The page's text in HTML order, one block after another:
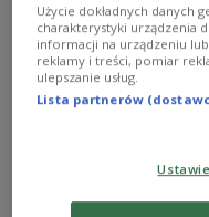
Photo: Ramon Perucho/
The study found that
neighbours, is
Poles feel closer to
Użycie dokładnych danych
charakterystyki urządzenia
informacji na urządzeniu
reklamy i treści, pomiar
ulepszanie usług.
Lista partnerów